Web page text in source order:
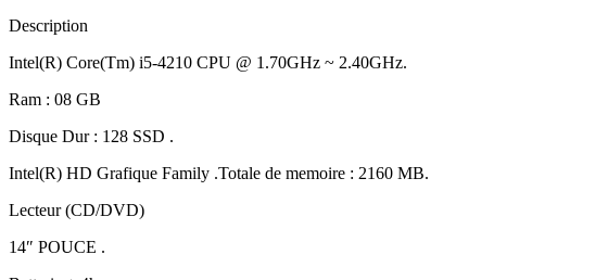
Description
Intel(R) Core(Tm) i5-4210 CPU @ 1.70GHz ~ 2.40GHz.
Ram : 08 GB
Disque Dur : 128 SSD .
Intel(R) HD Grafique Family .Totale de memoire : 2160 MB.
Lecteur (CD/DVD)
14″ POUCE .